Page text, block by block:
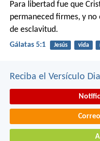
Para libertad fue que
permaneced firmes, y
de esclavitud.
Gálatas 5:1 Jesús vida
Reciba el Versículo